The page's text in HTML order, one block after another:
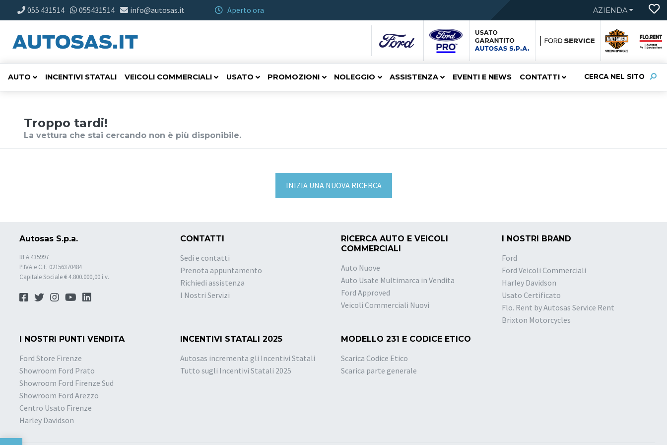
055 431514 055431514 info@autosas.it Aperto ora AZIENDA
CERCA NEL SITO
AUTO INCENTIVI STATALI VEICOLI COMMERCIALI USATO PROMOZIONI NOLEGGIO ASSISTENZA EVENTI E NEWS CONTATTI
Troppo tardi!
La vettura che stai cercando non è più disponibile.
INIZIA UNA NUOVA RICERCA
Autosas S.p.a.
REA 435997
P.IVA e C.F. 02156370484
Capitale Sociale € 4.800.000,00 i.v.
CONTATTI
Sedi e contatti
Prenota appuntamento
Richiedi assistenza
I Nostri Servizi
RICERCA AUTO E VEICOLI
COMMERCIALI
Auto Nuove
Auto Usate Multimarca in Vendita
Ford Approved
Veicoli Commerciali Nuovi
I NOSTRI BRAND
Ford
Ford Veicoli Commerciali
Harley Davidson
Usato Certificato
Flo. Rent by Autosas Service Rent
Brixton Motorcycles
I NOSTRI PUNTI VENDITA
Ford Store Firenze
Showroom Ford Prato
Showroom Ford Firenze Sud
Showroom Ford Arezzo
Centro Usato Firenze
Harley Davidson
INCENTIVI STATALI 2025
Autosas incrementa gli Incentivi Statali
Tutto sugli Incentivi Statali 2025
MODELLO 231 E CODICE ETICO
Scarica Codice Etico
Scarica parte generale